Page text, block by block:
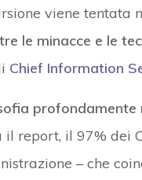
viene tentata
le minacce e le
Chief Information
report, il 97% dei
– che